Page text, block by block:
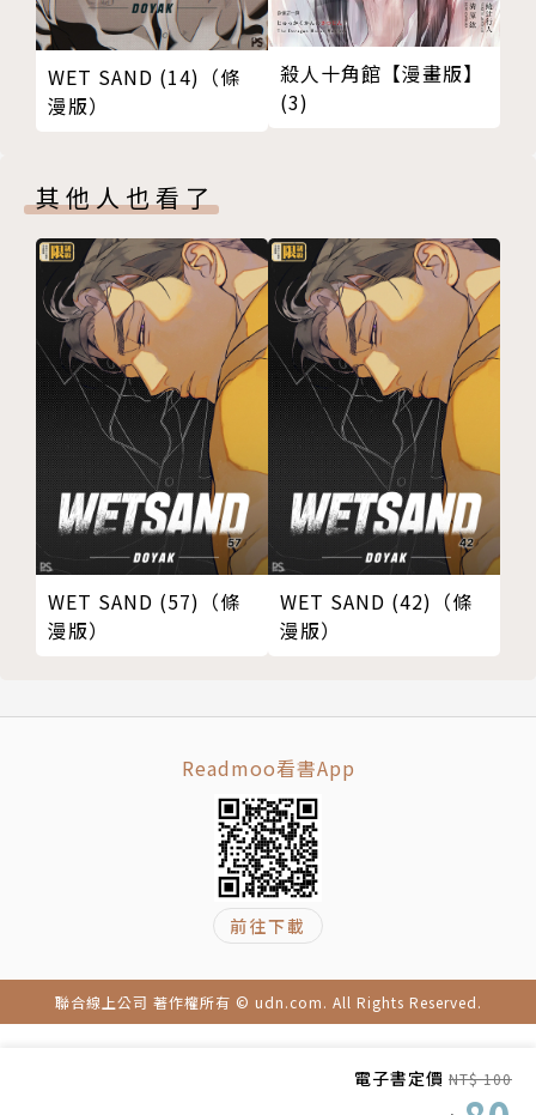
電子書定價 NT$ 100
WET SAND (14)（條
漫版）
殺人十角館【漫畫版】
(3)
其他人也看了
WET SAND (57)（條
漫版）
WET SAND (42)（條
漫版）
Readmoo看書App
前往下載
聯合線上公司 著作權所有 © udn.com. All Rights Reserved.